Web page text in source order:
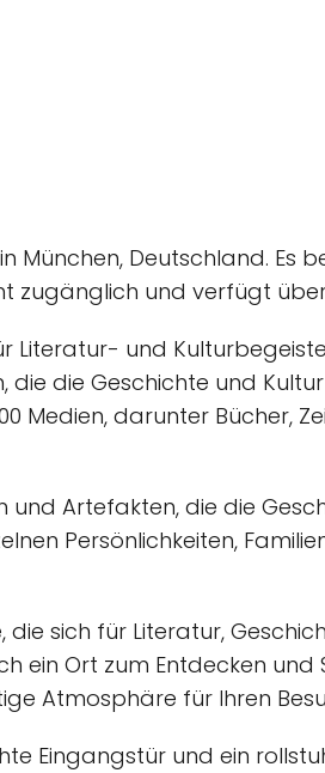
München, Deutschland. Es
zugänglich und verfügt
Literatur- und
die Geschichte und
Medien, darunter Bücher,
Artefakten, die die
Persönlichkeiten,
sich für Literatur,
ein Ort zum Entdecken und
Atmosphäre für Ihren
Eingangstür und ein